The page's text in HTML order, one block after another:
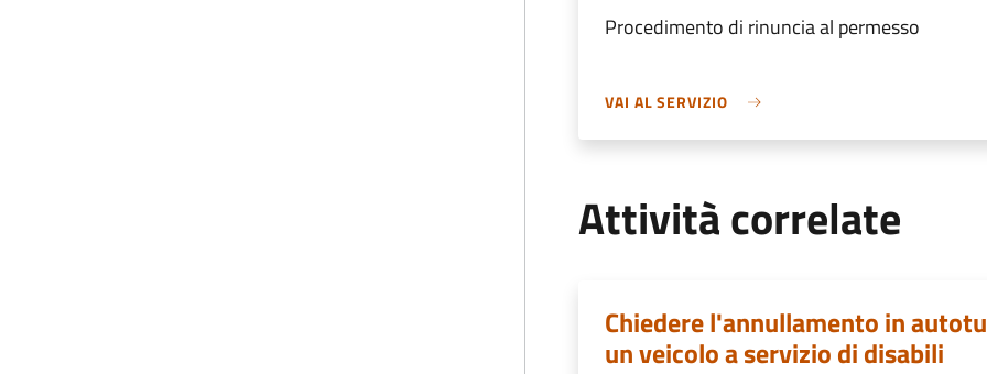
Procedimento di rinuncia al permesso
VAI AL SERVIZIO
Attività correlate
Chiedere l'annullamento in
un veicolo a servizio di disabili